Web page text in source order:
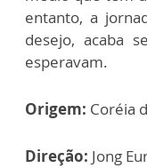
entanto, a
desejo, acaba
esperavam.
Origem: Coréia
Direção: Jong